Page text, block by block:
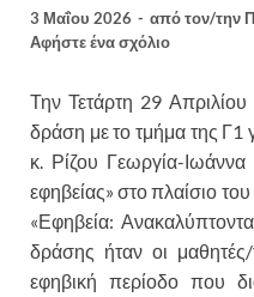
3 Μαΐου 2026 - από τον/την
Αφήστε ένα σχόλιο
Την Τετάρτη 29
δράση με το τμήμα της
κ. Ρίζου Γεωργία-
εφηβείας» στο πλαίσιο
«Εφηβεία:
δράσης ήταν οι
εφηβική περίοδο που